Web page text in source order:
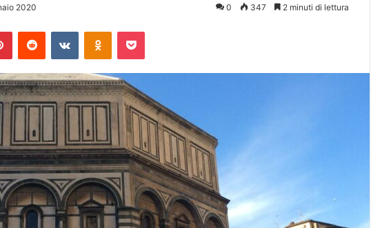
2020 0 347 2 minuti di lettura